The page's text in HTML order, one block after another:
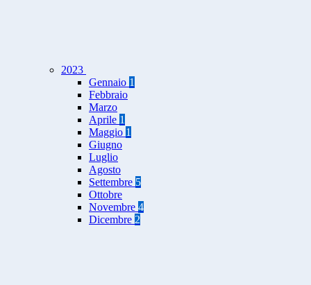
2023
Gennaio 1
Febbraio
Marzo
Aprile 1
Maggio 1
Giugno
Luglio
Agosto
Settembre 5
Ottobre
Novembre 4
Dicembre 2